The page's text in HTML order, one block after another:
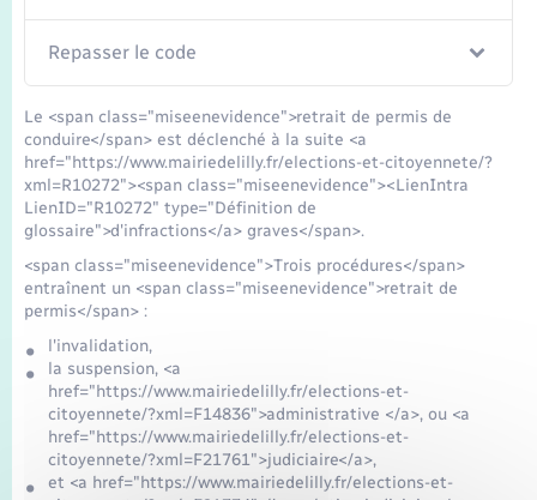
Repasser le code
Le <span class="miseenevidence">retrait de permis de
conduire</span> est déclenché à la suite <a
href="https://www.mairiedelilly.fr/elections-et-citoyennete/?
xml=R10272"><span class="miseenevidence"><LienIntra
LienID="R10272" type="Définition de
glossaire">d'infractions</a> graves</span>.
<span class="miseenevidence">Trois procédures</span>
entraînent un <span class="miseenevidence">retrait de
permis</span> :
l'invalidation,
la suspension, <a
href="https://www.mairiedelilly.fr/elections-et-
citoyennete/?xml=F14836">administrative </a>, ou <a
href="https://www.mairiedelilly.fr/elections-et-
citoyennete/?xml=F21761">judiciaire</a>,
et <a href="https://www.mairiedelilly.fr/elections-et-